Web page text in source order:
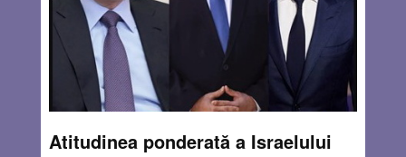
MAR 24, 2022 11 COMMENTS
Atitudinea ponderată a Israelului